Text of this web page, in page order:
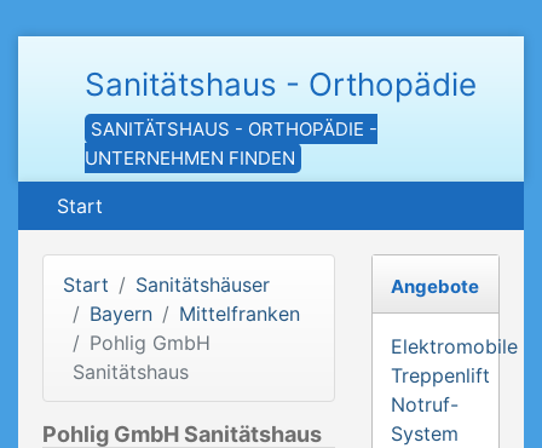
Sanitätshaus - Orthopädie
SANITÄTSHAUS - ORTHOPÄDIE -
UNTERNEHMEN FINDEN
Start
Start
Sanitätshäuser
Bayern
Mittelfranken
Pohlig GmbH
Sanitätshaus
Pohlig GmbH Sanitätshaus
Angebote
Elektromobile
Treppenlift
Notruf-
System